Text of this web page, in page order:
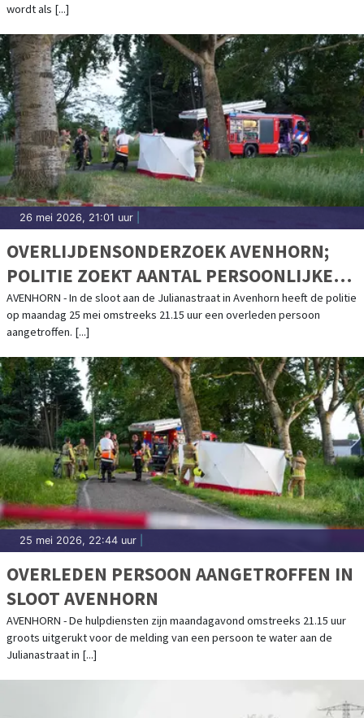
wordt als [...]
26 mei 2026, 21:01 uur
OVERLIJDENSONDERZOEK AVENHORN;
POLITIE ZOEKT AANTAL PERSOONLIJKE
BEZITTINGEN VAN OVERLEDEN MAN
AVENHORN - In de sloot aan de Julianastraat in Avenhorn heeft de politie
op maandag 25 mei omstreeks 21.15 uur een overleden persoon
aangetroffen. [...]
25 mei 2026, 22:44 uur
OVERLEDEN PERSOON AANGETROFFEN IN
SLOOT AVENHORN
AVENHORN - De hulpdiensten zijn maandagavond omstreeks 21.15 uur
groots uitgerukt voor de melding van een persoon te water aan de
Julianastraat in [...]